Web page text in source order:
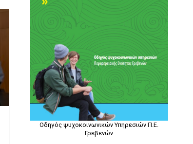
Οδηγός ψυχοκοινωνικών Υπηρεσιών Π.Ε.
Γρεβενών